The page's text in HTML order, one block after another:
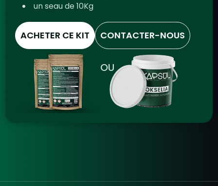
un seau de 10Kg
ACHETER CE KIT CONTACTER-NOUS
OU